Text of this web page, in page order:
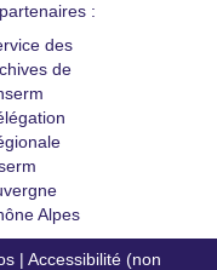
:
des
de
Alpes
| Accessibilité (non